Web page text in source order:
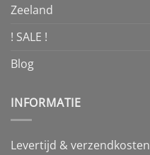
Zeeland
! SALE !
Blog
INFORMATIE
Levertijd & verzendkosten